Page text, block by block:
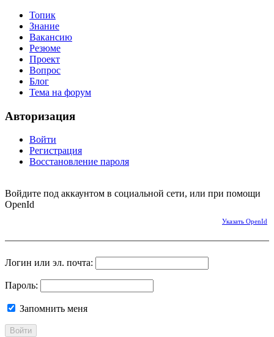
Топик
Знание
Вакансию
Резюме
Проект
Вопрос
Блог
Тема на форум
Авторизация
Войти
Регистрация
Восстановление пароля
Войдите под аккаунтом в социальной сети, или при помощи
OpenId
Указать OpenId
Логин или эл. почта:
Пароль:
Запомнить меня
Войти